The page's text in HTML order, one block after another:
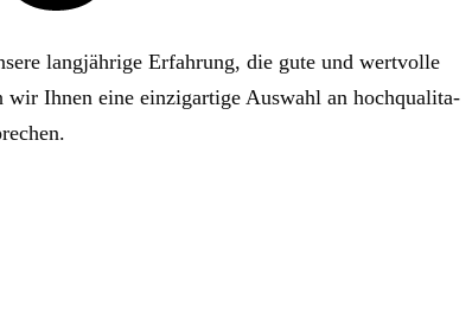
lang­jäh­rige Erfah­rung, die gute und wert­volle
wir Ihnen eine ein­zig­ar­tige Aus­wahl an hoch­qua­li­ta­